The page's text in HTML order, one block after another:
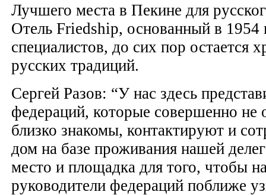
Лучшего места в Пекине для
Отель Friedship, основанный в 1954
специалистов, до сих пор остается
русских традиций.
Сергей Разов: “У нас здесь
федераций, которые совершенно не
близко знакомы, контактируют и
дом на базе проживания нашей
место и площадка для того, чтобы
руководители федераций поближе